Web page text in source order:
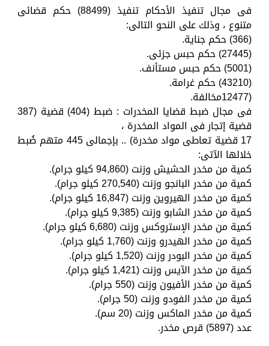
فى مجال تنفيذ الأحكام تنفيذ (88499) حكم قضائى
متنوع ، وذلك على النحو التالى:
(366) حكم جناية.
(27445) حكم حبس جزئى.
(5001) حكم حبس مستأنف.
(43210) حكم غرامة.
(12477مخالفة.
فى مجال ضبط قضايا المخدرات : ضبط (404) قضية (387
قضية إتجار فى المواد المخدرة ،
17 قضية تعاطى مواد مخدرة) .. بإجمالى 445 متهم ضُبط
خلالها الآتى:
كمية من مخدر الحشيش وزنت (94,860 كيلو جرام).
كمية من مخدر البانجو وزنت (270,540 كيلو جرام).
كمية من مخدر الهيروين وزنت (16,847 كيلو جرام).
كمية من مخدر الشابو وزنت (9,385 كيلو جرام).
كمية من مخدر الإستروكس وزنت (6,680 كيلو جرام).
كمية من مخدر الهيدرو وزنت (1,760 كيلو جرام).
كمية من مخدر البودر وزنت (1,520 كيلو جرام).
كمية من مخدر الآيس وزنت (1,421 كيلو جرام).
كمية من مخدر الأفيون وزنت (550 جرام).
كمية من مخدر الفودو وزنت (50 جرام).
كمية من مخدر الماكس وزنت (20 سم).
عدد (5897) قرص مخدر.